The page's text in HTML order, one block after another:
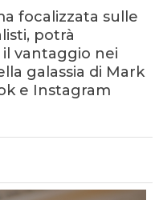
focalizzata sulle
potrà
vantaggio nei
galassia di Mark
e Instagram